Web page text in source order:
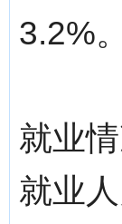
3.2%。
就业
就业